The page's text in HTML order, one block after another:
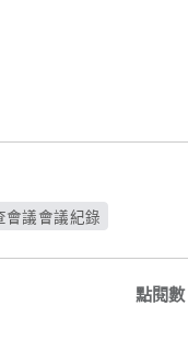
議會議紀錄
點閱數